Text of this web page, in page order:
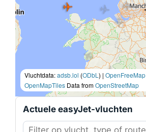
Vluchtdata:adsb.lol (ODbL ) | OpenFreeMap
OpenMapTiles Data fromOpenStreetMap
Actuele easyJet-vluchten